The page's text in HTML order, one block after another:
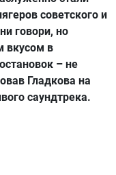
советского и
говори, но
вкусом в
– не
Гладкова на
саундтрека.